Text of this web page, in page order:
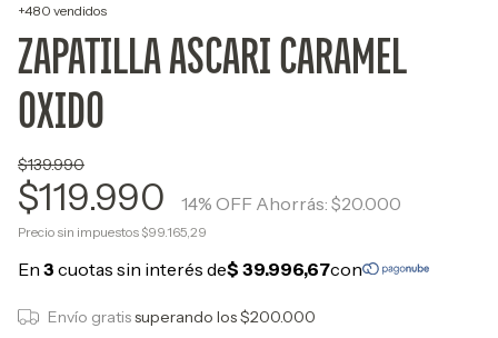
+480 vendidos
ZAPATILLA ASCARI CARAMEL
OXIDO
$139.990
$119.990 14% OFF Ahorrás: $20.000
Precio sin impuestos $99.165,29
Envío gratissuperando los$200.000